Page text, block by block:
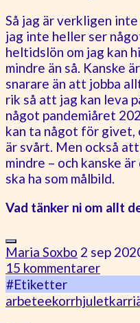
Så jag är verkligen
jag inte heller ser
heltidslön om jag kan
mindre än så. Kanske
snarare än att jobba
rik så att jag kan leva
något pandemiåret
kan ta något för
är svårt. Men också
mindre – och kanske
ska ha som målbild.
Vad tänker ni om allt
Maria Soxbo 2 sep
15 kommentarer
#Etiketter
arbeteekorrhjulet